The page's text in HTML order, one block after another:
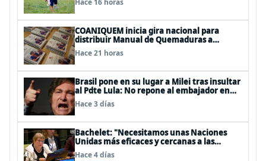
Hace 16 horas
COANIQUEM inicia gira nacional para
distribuir Manual de Quemaduras a
profesionales de la salud
Hace 21 horas
Brasil pone en su lugar a Milei tras insultar
al Pdte Lula: No repone al embajador en
BBSS y rebaja la relación bilateral
Hace 3 días
Bachelet: "Necesitamos unas Naciones
Unidas más eficaces y cercanas a las
personas"
Hace 4 días